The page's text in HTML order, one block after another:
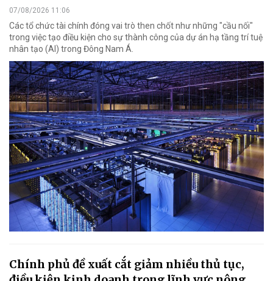
07/08/2026 11:06
Các tổ chức tài chính đóng vai trò then chốt như những "cầu nối"
trong việc tạo điều kiện cho sự thành công của dự án hạ tầng trí tuệ
nhân tạo (AI) trong Đông Nam Á.
Chính phủ đề xuất cắt giảm nhiều thủ tục,